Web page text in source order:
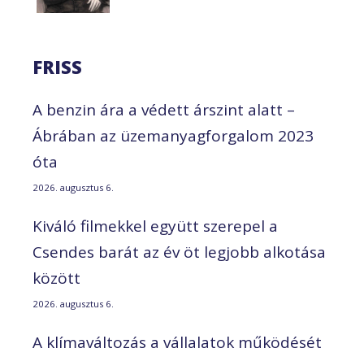
FRISS
A benzin ára a védett árszint alatt –
Ábrában az üzemanyagforgalom 2023
óta
2026. augusztus 6.
Kiváló filmekkel együtt szerepel a
Csendes barát az év öt legjobb alkotása
között
2026. augusztus 6.
A klímaváltozás a vállalatok működését